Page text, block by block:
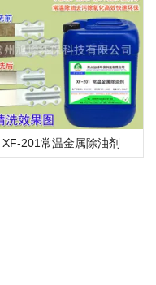
XF-201常温金属除油剂